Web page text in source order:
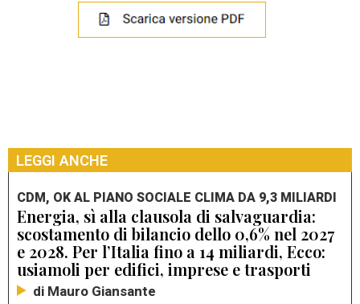
LEGGI ANCHE
CDM, OK AL PIANO SOCIALE CLIMA DA 9,3 MILIARDI
Energia, sì alla clausola di salvaguardia:
scostamento di bilancio dello 0,6% nel 2027
e 2028. Per l’Italia fino a 14 miliardi, Ecco:
usiamoli per edifici, imprese e trasporti
di Mauro Giansante